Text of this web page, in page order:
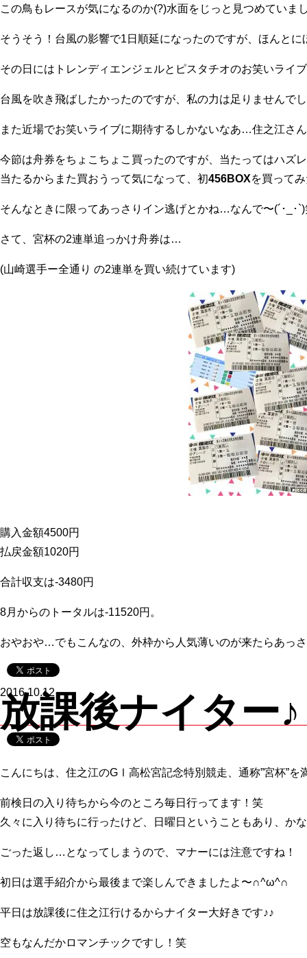
この鳥もレースが気になるのか(?)水面をじっと見つめていま
そうそう！台風の影響で1日順延になったのですが、ほんと
その日にはトレンディエンジェルとピスタチオのお笑いライ
台風を吹き飛ばしたかったのですが、私の力は足りませんで
また近場でお笑いライブに期待するしかないなあ…住之江さ
今節は舟券をちょこちょこ買ったのですが、当たってはハズ
当たるからまた買おうって気になって、初456BOXを買って
そんなときに限ってあっさりイン逃げとかね…なんで〜(´･_･`)
さて、宮杯の2連単追っかけ舟券は…
(山崎選手ー全通り の2連単を買い続けています)
購入金額4500円
払戻金額1020円
合計収支は-3480円
8月からのトータルは-11520円。
おやおや…でもこんなの、外枠から人気薄いのが来たらあっ
2016.10.12
放課後ナイター♪
こんにちは、住之江のGⅠ高松宮記念特別競走、通称”宮杯”を
前検日の入り待ちから今のところ毎日行ってます！笑
久々に入り待ちに行ったけど、日曜日ということもあり、か
ごった返し…となってしまうので、マナーには注意ですね！
初日は選手紹介から最後まで楽しんできましたよ〜∩^ω^∩
平日は放課後に住之江行けるからナイター大好きです♪♪
空もなんだかロマンチックですし！笑